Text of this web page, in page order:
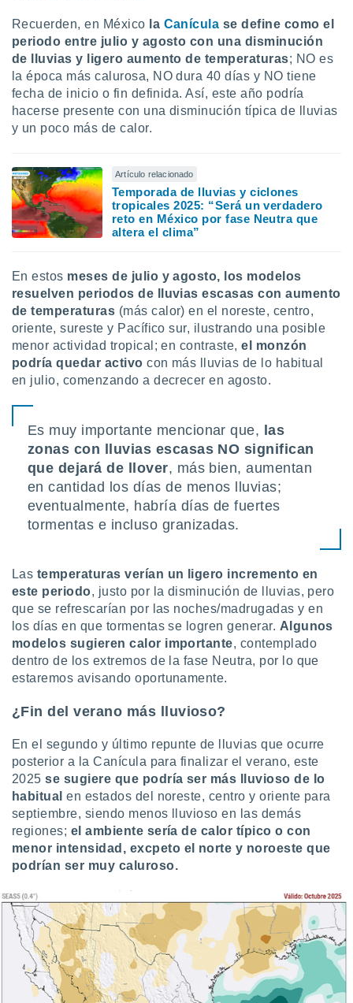
Recuerden, en México la Canícula se define como el
periodo entre julio y agosto con una disminución
de lluvias y ligero aumento de temperaturas; NO es
la época más calurosa, NO dura 40 días y NO tiene
fecha de inicio o fin definida. Así, este año podría
hacerse presente con una disminución típica de lluvias
y un poco más de calor.
Artículo relacionado
Temporada de lluvias y ciclones
tropicales 2025: “Será un verdadero
reto en México por fase Neutra que
altera el clima”
En estos meses de julio y agosto, los modelos
resuelven periodos de lluvias escasas con aumento
de temperaturas (más calor) en el noreste, centro,
oriente, sureste y Pacífico sur, ilustrando una posible
menor actividad tropical; en contraste,el monzón
podría quedar activocon más lluvias de lo habitual
en julio, comenzando a decrecer en agosto.
Es muy importante mencionar que, las
zonas con lluvias escasas NO significan
que dejará de llover, más bien, aumentan
en cantidad los días de menos lluvias;
eventualmente, habría días de fuertes
tormentas e incluso granizadas.
Las temperaturas verían un ligero incremento en
este periodo, justo por la disminución de lluvias, pero
que se refrescarían por las noches/madrugadas y en
los días en que tormentas se logren generar. Algunos
modelos sugieren calor importante, contemplado
dentro de los extremos de la fase Neutra, por lo que
estaremos avisando oportunamente.
¿Fin del verano más lluvioso?
En el segundo y último repunte de lluvias que ocurre
posterior a la Canícula para finalizar el verano, este
2025se sugiere que podría ser más lluvioso de lo
habitual en estados del noreste, centro y oriente para
septiembre, siendo menos lluvioso en las demás
regiones; el ambiente sería de calor típico o con
menor intensidad , excpeto el norte y noroeste que
podrían ser muy caluroso.